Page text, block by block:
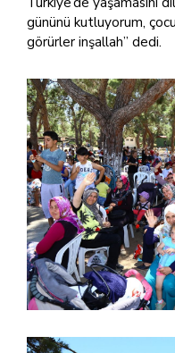
gününü kutluyorum,
görürler inşallah” dedi.